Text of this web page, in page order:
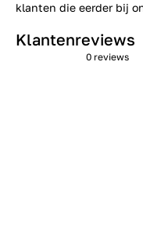
klanten die eerder bij
Klantenreviews
0 reviews